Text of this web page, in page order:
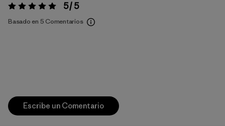
Valoración:5 / 5 5 / 5
Basado en 5 Comentarios
Escribe un Comentario